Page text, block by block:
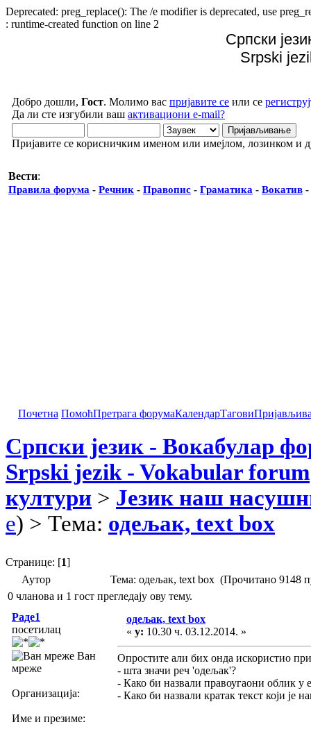
Deprecated: preg_replace(): The /e modifier is deprecated, use
: runtime-created function on line 2
Српски
Srpski
Добро дошли, Гост. Молимо вас пријавите се или се
Да ли сте изгубили ваш активациони e-mail?
Пријавите се корисничким именом или имејлом, лозинком и
Вести:
Правила форума - Речник - Правопис - Граматика - Вокатив -
Почетна ПомоћПретрага форумаКалендарТагови
Српски језик - Вокабулар
Srpski jezik - Vokabular forum
култури > Језик наш
e) > Тема: одељак, text box
Странице: [1]
Аутор
Тема: одељак, text box (Прочитано 9148
0 чланова и 1 гост прегледају ову тему.
Раде1
посетилац
Ван
мреже
Организација:
Име и презиме:
одељак, text box
« у: 10.30 ч. 03.12.2014. »
Опростите али бих онда искористио
- шта значи реч 'одељак'?
- Како би назвали правоугаони облик у
- Како би назвали кратак текст који је